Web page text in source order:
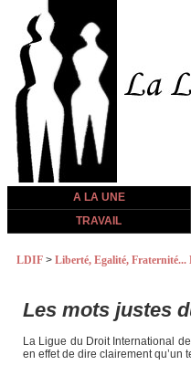
A LA UNE
TRAVAIL
LDIF > Liberté, Egalité, Fraternité...
Les mots justes
La Ligue du Droit International
en effet de dire clairement qu’un